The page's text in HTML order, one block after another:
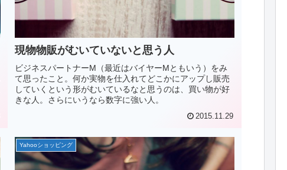
現物物販がむいていないと思う人
ビジネスパートナーM（最近はバイヤーMともいう）をみ
て思ったこと。何か実物を仕入れてどこかにアップし販売
していくという形がむいているなと思うのは、買い物が好
きな人。さらにいうなら数字に強い人。
2015.11.29
Yahooショッピング